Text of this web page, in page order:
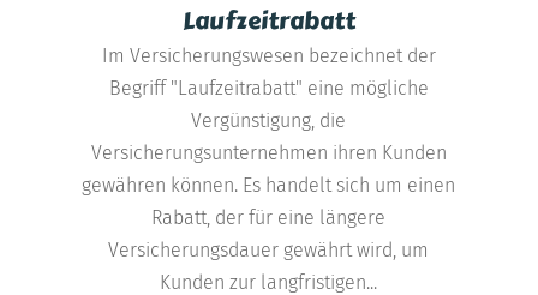
Laufzeitrabatt
Im Versicherungswesen bezeichnet der
Begriff "Laufzeitrabatt" eine mögliche
Vergünstigung, die
Versicherungsunternehmen ihren Kunden
gewähren können. Es handelt sich um einen
Rabatt, der für eine längere
Versicherungsdauer gewährt wird, um
Kunden zur langfristigen...